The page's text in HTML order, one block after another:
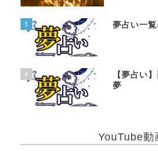
3 夢占い一覧
4
【夢占い
夢
YouTube動